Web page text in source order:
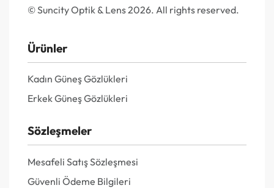
© Suncity Optik & Lens 2026. All rights reserved.
Ürünler
Kadın Güneş Gözlükleri
Erkek Güneş Gözlükleri
Sözleşmeler
Mesafeli Satış Sözleşmesi
Güvenli Ödeme Bilgileri